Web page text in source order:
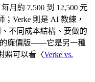
月約 7,500 到 12,500 元
Verke 則是 AI 教練，
不同成本結構、要做的
的廉價版——它是另一種
照可以看〈Verke vs.